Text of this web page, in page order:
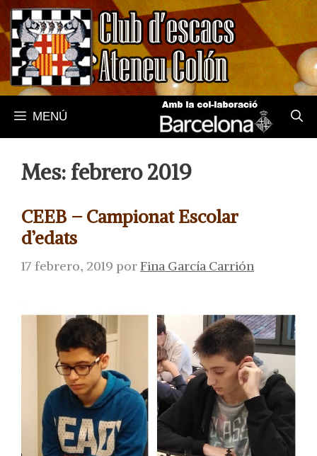
Saltar
al
contenido
MENÚ
Mes: febrero 2019
CEEB – Campionat Escolar
d’edats
17 febrero, 2019 porFina García Carrión